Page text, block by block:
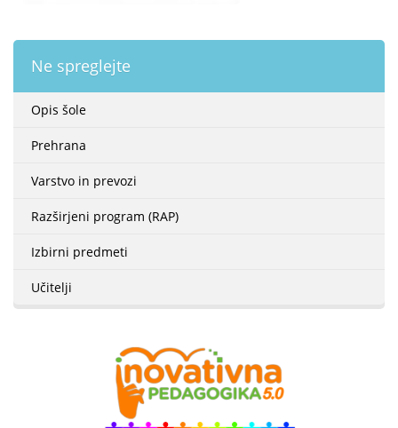
Ne spreglejte
Opis šole
Prehrana
Varstvo in prevozi
Razširjeni program (RAP)
Izbirni predmeti
Učitelji